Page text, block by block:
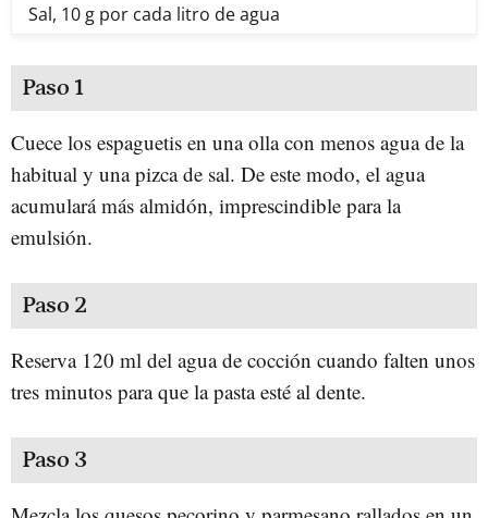
Sal, 10 g por cada litro de agua
Paso 1
Cuece los espaguetis en una olla con menos agua de la
habitual y una pizca de sal. De este modo, el agua
acumulará más almidón, imprescindible para la
emulsión.
Paso 2
Reserva 120 ml del agua de cocción cuando falten unos
tres minutos para que la pasta esté al dente.
Paso 3